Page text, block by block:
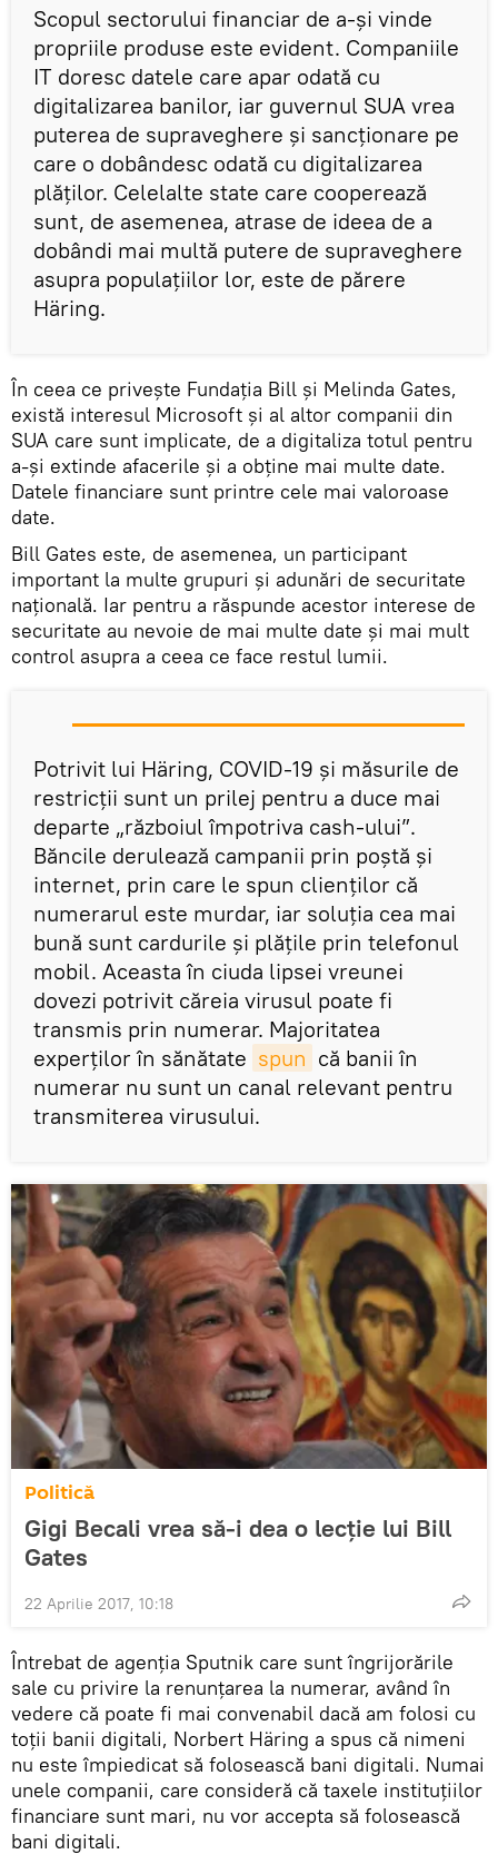
Scopul sectorului financiar de a-şi vinde
propriile produse este evident. Companiile
IT doresc datele care apar odată cu
digitalizarea banilor, iar guvernul SUA vrea
puterea de supraveghere și sancționare pe
care o dobândesc odată cu digitalizarea
plăților. Celelalte state care cooperează
sunt, de asemenea, atrase de ideea de a
dobândi mai multă putere de supraveghere
asupra populațiilor lor, este de părere
Häring.
În ceea ce priveşte Fundația Bill și Melinda Gates,
există interesul Microsoft și al altor companii din
SUA care sunt implicate, de a digitaliza totul pentru
a-şi extinde afacerile și a obține mai multe date.
Datele financiare sunt printre cele mai valoroase
date.
Bill Gates este, de asemenea, un participant
important la multe grupuri și adunări de securitate
națională. Iar pentru a răspunde acestor interese de
securitate au nevoie de mai multe date și mai mult
control asupra a ceea ce face restul lumii.
Potrivit lui Häring, COVID-19 și măsurile de
restricţii sunt un prilej pentru a duce mai
departe „războiul împotriva cash-ului”.
Băncile derulează campanii prin poștă și
internet, prin care le spun clienților că
numerarul este murdar, iar soluţia cea mai
bună sunt cardurile şi plăţile prin telefonul
mobil. Aceasta în ciuda lipsei vreunei
dovezi potrivit căreia virusul poate fi
transmis prin numerar. Majoritatea
experților în sănătate spun că banii în
numerar nu sunt un canal relevant pentru
transmiterea virusului.
Politică
Gigi Becali vrea să-i dea o lecţie lui Bill
Gates
22 Aprilie 2017, 10:18
Întrebat de agenţia Sputnik care sunt îngrijorările
sale cu privire la renunţarea la numerar, având în
vedere că poate fi mai convenabil dacă am folosi cu
toţii banii digitali, Norbert Häring a spus că nimeni
nu este împiedicat să folosească bani digitali. Numai
unele companii, care consideră că taxele instituțiilor
financiare sunt mari, nu vor accepta să folosească
bani digitali.